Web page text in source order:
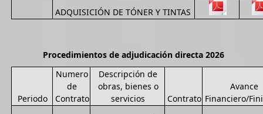
ADQUISICIÓN DE TÓNER Y TINTAS
Procedimientos de adjudicación directa 2026
Periodo
Numero
de
Contrato
Descripción de
obras, bienes o
servicios
Contrato
Avance
Financiero/